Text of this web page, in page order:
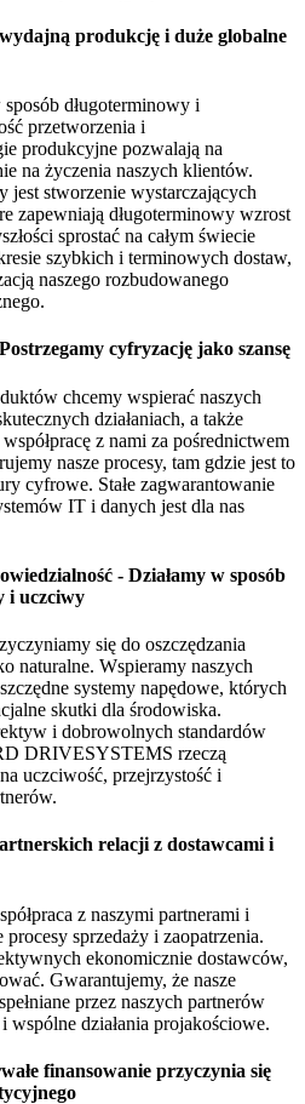
produkcję i duże globalne
długoterminowy i
przetworzenia i
produkcyjne pozwalają na
na życzenia naszych klientów.
jest stworzenie wystarczających
zapewniają długoterminowy wzrost
sprostać na całym świecie
szybkich i terminowych dostaw,
naszego rozbudowanego
cyfryzację jako szansę
chcemy wspierać naszych
działaniach, a także
z nami za pośrednictwem
nasze procesy, tam gdzie jest to
cyfrowe. Stałe zagwarantowanie
IT i danych jest dla nas
- Działamy w sposób
i uczciwy
się do oszczędzania
naturalne. Wspieramy naszych
systemy napędowe, których
skutki dla środowiska.
i dobrowolnych standardów
DRIVESYSTEMS rzeczą
uczciwość, przejrzystość i
relacji z dostawcami i
z naszymi partnerami i
sprzedaży i zaopatrzenia.
ekonomicznie dostawców,
Gwarantujemy, że nasze
przez naszych partnerów
wspólne działania projakościowe.
finansowanie przyczynia się